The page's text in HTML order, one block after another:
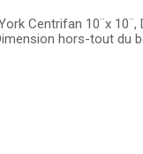
Centrifan 10¨x 10¨,
du boîtier: 13 1/2 ¨ x 18¨